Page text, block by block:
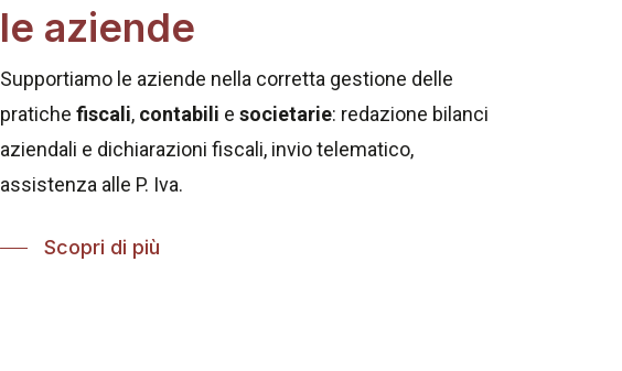
le aziende
Supportiamo le aziende nella corretta gestione delle
pratiche fiscali, contabili e societarie: redazione bilanci
aziendali e dichiarazioni fiscali, invio telematico,
assistenza alle P. Iva.
Scopri di più